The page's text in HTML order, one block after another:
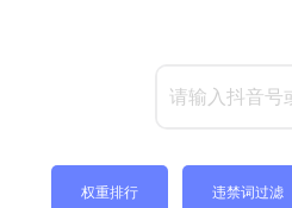
权重排行 违禁词过滤